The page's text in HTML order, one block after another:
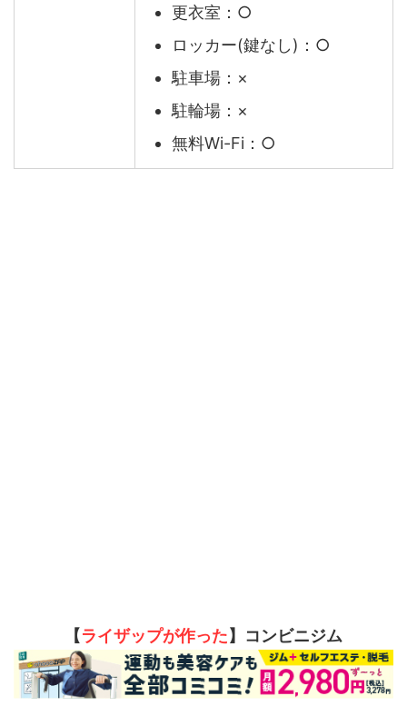
更衣室：○
ロッカー(鍵なし)：○
駐車場：×
駐輪場：×
無料Wi-Fi：○
【ライザップが作った】コンビニジム